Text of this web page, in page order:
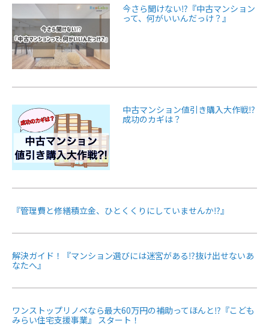
今さら聞けない⁉『中古マンション
って、何がいいんだっけ？』
中古マンション値引き購入大作戦⁉
成功のカギは？
『管理費と修繕積立金、ひとくくりにしていませんか⁉』
解決ガイド！『マンション選びには迷宮がある⁉抜け出せないあ
なたへ』
ワンストップリノベなら最大60万円の補助ってほんと⁉『こども
みらい住宅支援事業』 スタート！